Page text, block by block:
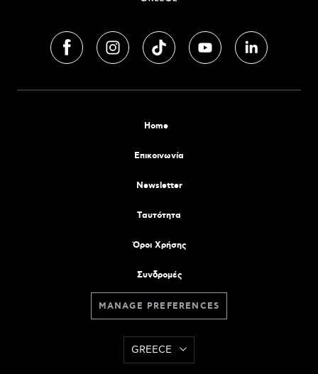
Home
Επικοινωνία
Newsletter
Tαυτότητα
Όροι Χρήσης
Συνδρομές
MANAGE PREFERENCES
GREECE